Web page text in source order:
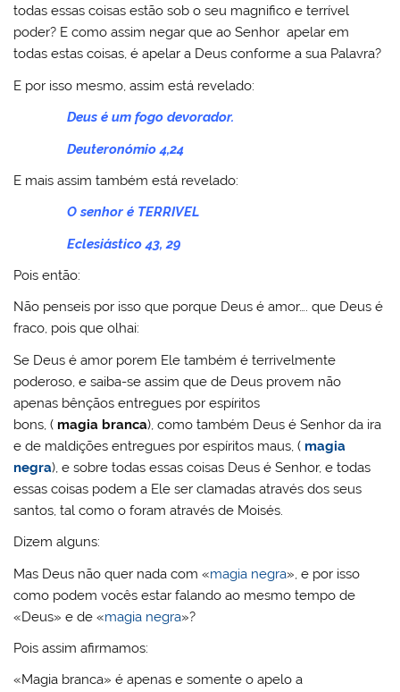
todas essas coisas estão sob o seu magnifico e terrível
poder? E como assim negar que ao Senhor apelar em
todas estas coisas, é apelar a Deus conforme a sua Palavra?
E por isso mesmo, assim está revelado:
Deus é um fogo devorador.
Deuteronómio 4,24
E mais assim também está revelado:
O senhor é TERRIVEL
Eclesiástico 43, 29
Pois então:
Não penseis por isso que porque Deus é amor…. que Deus é
fraco, pois que olhai:
Se Deus é amor porem Ele também é terrivelmente
poderoso, e saiba-se assim que de Deus provem não
apenas bênçãos entregues por espíritos
bons, ( magia branca), como também Deus é Senhor da ira
e de maldições entregues por espíritos maus, ( magia
negra), e sobre todas essas coisas Deus é Senhor, e todas
essas coisas podem a Ele ser clamadas através dos seus
santos, tal como o foram através de Moisés.
Dizem alguns:
Mas Deus não quer nada com «magia negra», e por isso
como podem vocês estar falando ao mesmo tempo de
«Deus» e de «magia negra»?
Pois assim afirmamos:
«Magia branca» é apenas e somente o apelo a